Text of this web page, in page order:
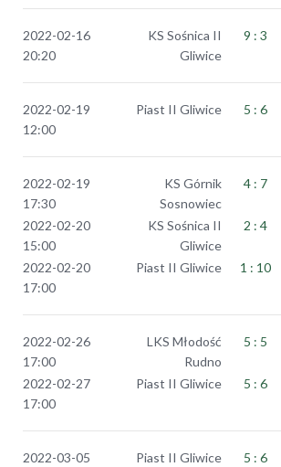
2022-02-16
20:20
KS Sośnica II
Gliwice
9 : 3
2022-02-19
12:00
Piast II Gliwice 5 : 6
2022-02-19
17:30
KS Górnik
Sosnowiec
4 : 7
2022-02-20
15:00
KS Sośnica II
Gliwice
2 : 4
2022-02-20
17:00
Piast II Gliwice 1 : 10
2022-02-26
17:00
LKS Młodość
Rudno
5 : 5
2022-02-27
17:00
Piast II Gliwice 5 : 6
2022-03-05
Piast II Gliwice 5 : 6